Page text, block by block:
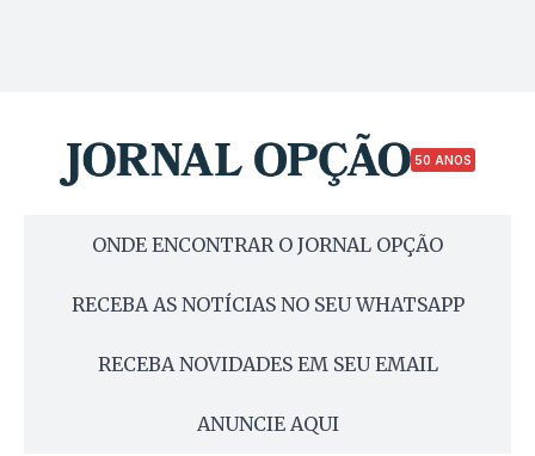
50 ANOS
ONDE ENCONTRAR O JORNAL OPÇÃO
RECEBA AS NOTÍCIAS NO SEU WHATSAPP
RECEBA NOVIDADES EM SEU EMAIL
ANUNCIE AQUI